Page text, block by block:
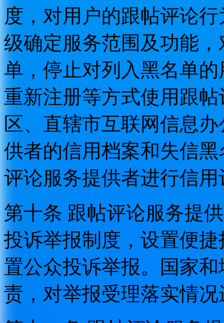
度，对用户的跟帖评论
级确定服务范围及功能
单，停止对列入黑名单
重新注册等方式使用跟
区、直辖市互联网信息
供者的信用档案和失信
评论服务提供者进行信用
第十条 跟帖评论服务提
投诉举报制度，设置便
置公众投诉举报。国家
责，对举报受理落实情